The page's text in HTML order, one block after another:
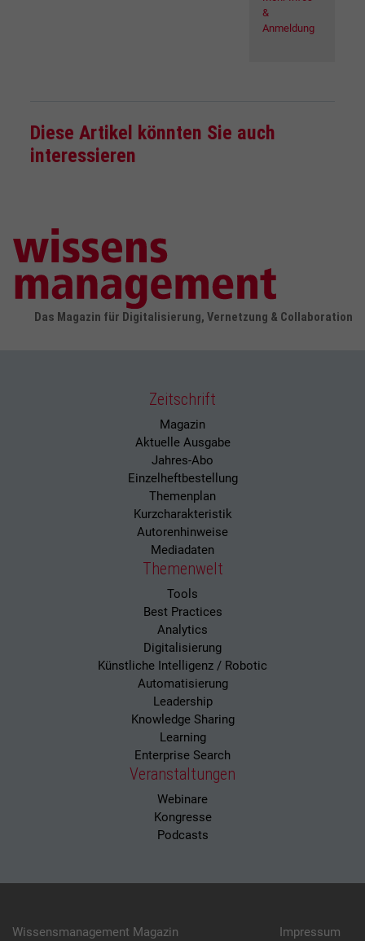
&
Anmeldung
Diese Artikel könnten Sie auch
interessieren
Das Magazin für Digitalisierung, Vernetzung & Collaboration
Zeitschrift
Magazin
Aktuelle Ausgabe
Jahres-Abo
Einzelheftbestellung
Themenplan
Kurzcharakteristik
Autorenhinweise
Mediadaten
Themenwelt
Tools
Best Practices
Analytics
Digitalisierung
Künstliche Intelligenz / Robotic
Automatisierung
Leadership
Knowledge Sharing
Learning
Enterprise Search
Veranstaltungen
Webinare
Kongresse
Podcasts
Wissensmanagement Magazin
Impressum